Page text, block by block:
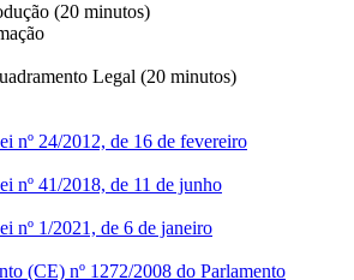
(20 minutos)
Legal (20 minutos)
nº 24/2012, de 16 de fevereiro
nº 41/2018, de 11 de junho
nº 1/2021, de 6 de janeiro
(CE) nº 1272/2008 do Parlamento